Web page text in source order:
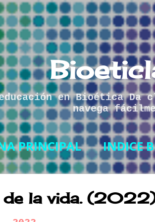
principal
educación en Bioética
navega
PRINCIPAL INDICE
de la vida.